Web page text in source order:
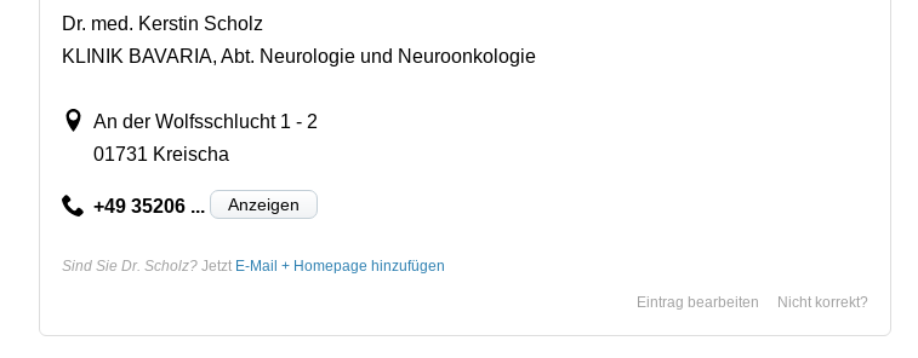
Dr. med. Kerstin Scholz
KLINIK BAVARIA, Abt. Neurologie und Neuroonkologie
An der Wolfsschlucht 1 - 2
01731 Kreischa
+49 35206 ... Anzeigen
Sind Sie Dr. Scholz? Jetzt E-Mail + Homepage hinzufügen
Nicht korrekt?
Eintrag bearbeiten